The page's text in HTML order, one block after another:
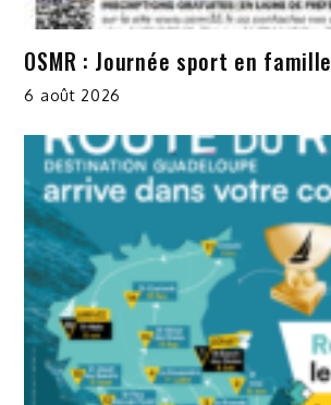
OSMR : Journée sport en famille
6 août 2026